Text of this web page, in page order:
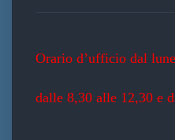
Orario d’ufficio dal
dalle 8,30 alle 12,30 e